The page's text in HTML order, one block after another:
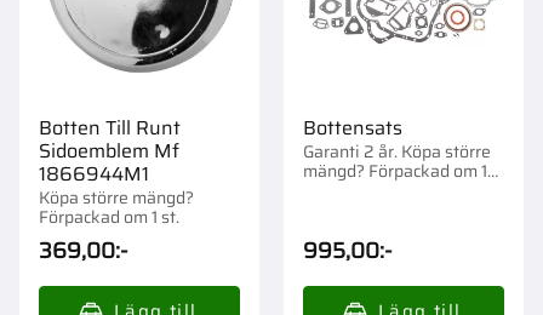
Botten Till Runt
Sidoemblem Mf
1866944M1
Köpa större mängd?
Förpackad om 1 st.
369,00:-
Bottensats
Garanti 2 år. Köpa större
mängd? Förpackad om 1
995,00:-